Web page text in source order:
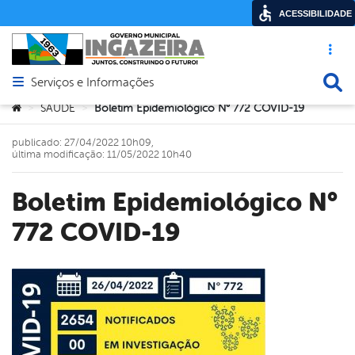
Acesso
Abrir menu principal de navegação
Serviços e Informações
Você está aqui:
> SAÚDE > Boletim Epidemiológico N° 772 COVID-19
Boletim Epidemiológico N°
772 COVID-19
publicado: 27/04/2022 10h09,
última modificação: 11/05/2022 10h40
ACESSIBILIDADE